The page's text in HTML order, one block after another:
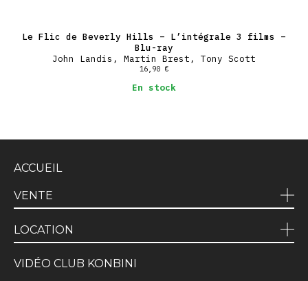
Le Flic de Beverly Hills – L’intégrale 3 films –
Blu-ray
John Landis, Martin Brest, Tony Scott
16,90 €
En stock
ACCUEIL
VENTE
LOCATION
VIDÉO CLUB KONBINI